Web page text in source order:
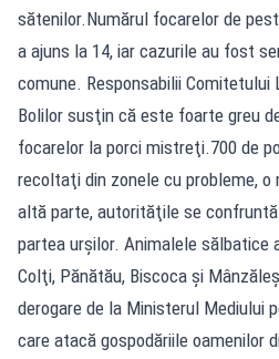
sătenilor.Numărul focarelor de
a ajuns la 14, iar cazurile au fost
comune. Responsabilii Comitetului
Bolilor susţin că este foarte greu
focarelor la porci mistreţi.700 de
recoltaţi din zonele cu probleme, o
altă parte, autorităţile se
partea urşilor. Animalele sălbatice
Colţi, Pănătău, Biscoca şi
derogare de la Ministerul Mediului
care atacă gospodăriile oamenilor